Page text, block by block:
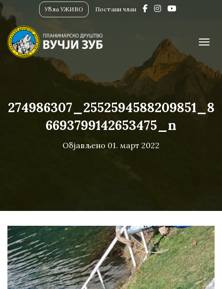
Убла УЖИВО Постани члан
274986307_2552594588209851_8
6693799142653475_n
Објављено 01. март 2022